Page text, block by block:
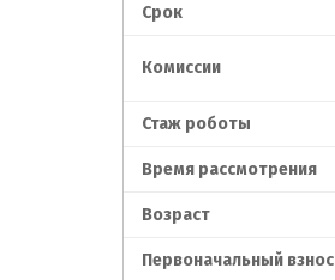
Срок
Комиссии
Стаж роботы
Время рассмотрения
Возраст
Первоначальный взнос